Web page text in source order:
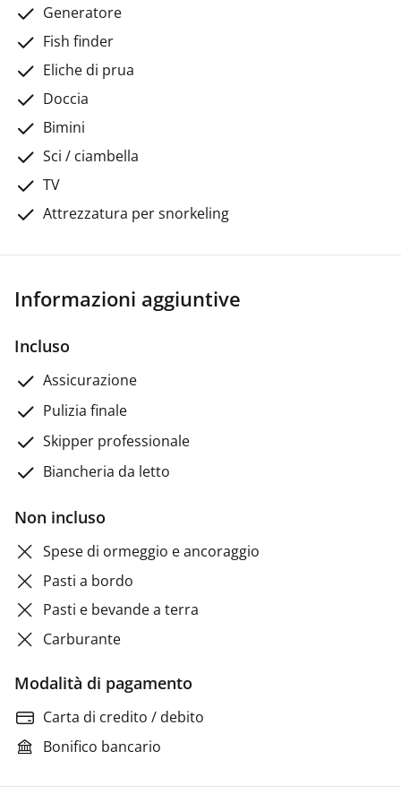
Generatore
Fish finder
Eliche di prua
Doccia
Bimini
Sci / ciambella
TV
Attrezzatura per snorkeling
Informazioni aggiuntive
Incluso
Assicurazione
Pulizia finale
Skipper professionale
Biancheria da letto
Non incluso
Spese di ormeggio e ancoraggio
Pasti a bordo
Pasti e bevande a terra
Carburante
Modalità di pagamento
Carta di credito / debito
Bonifico bancario